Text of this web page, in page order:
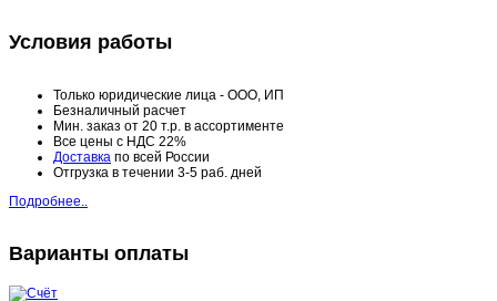
Условия работы
Только юридические лица - ООО, ИП
Безналичный расчет
Мин. заказ от 20 т.р. в ассортименте
Все цены с НДС 22%
Доставка по всей России
Отгрузка в течении 3-5 раб. дней
Подробнее..
Варианты оплаты